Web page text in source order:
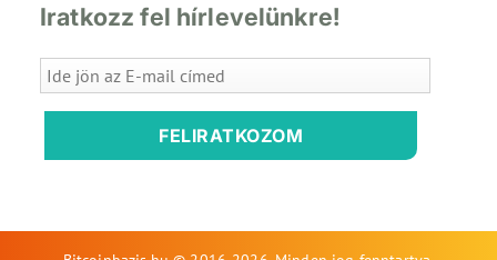
Iratkozz fel hírlevelünkre!
FELIRATKOZOM